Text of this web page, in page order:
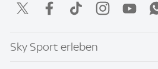
Sky Sport erleben